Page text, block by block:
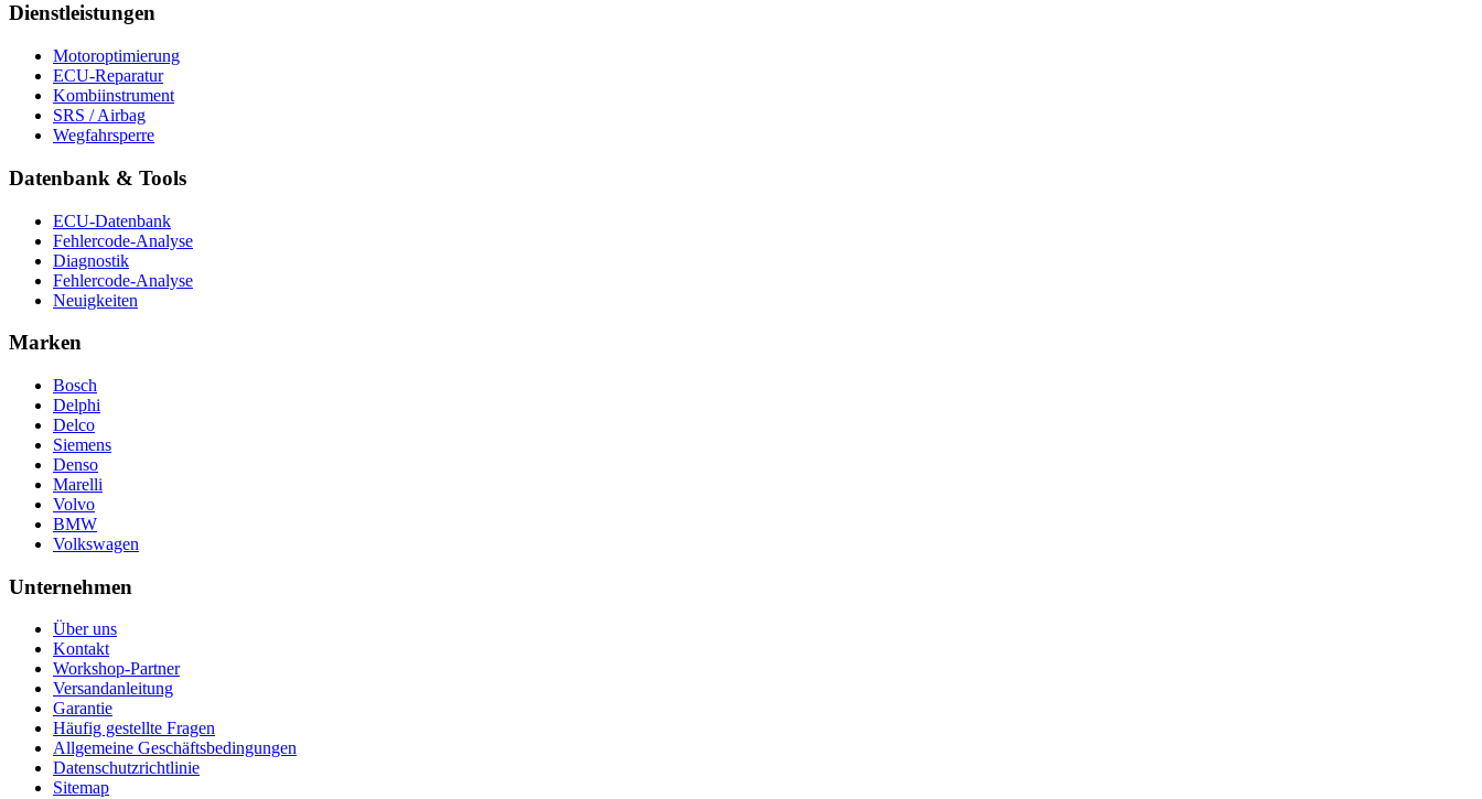
Dienstleistungen
Motoroptimierung
ECU-Reparatur
Kombiinstrument
SRS / Airbag
Wegfahrsperre
Datenbank & Tools
ECU-Datenbank
Fehlercode-Analyse
Diagnostik
Fehlercode-Analyse
Neuigkeiten
Marken
Bosch
Delphi
Delco
Siemens
Denso
Marelli
Volvo
BMW
Volkswagen
Unternehmen
Über uns
Kontakt
Workshop-Partner
Versandanleitung
Garantie
Häufig gestellte Fragen
Allgemeine Geschäftsbedingungen
Datenschutzrichtlinie
Sitemap